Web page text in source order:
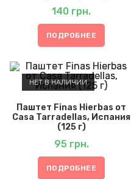
140 грн.
ПОДРОБНЕЕ
НЕТ В НАЛИЧИИ
Паштет Finas Hierbas от
Casa Tarradellas, Испания
(125 г)
95 грн.
ПОДРОБНЕЕ